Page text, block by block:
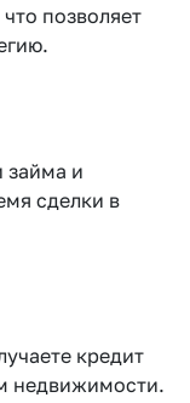
позволяет
займа и
сделки в
кредит
недвижимости.